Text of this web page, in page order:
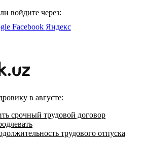
войдите через:
Facebook Яндекс
в августе:
срочный трудовой договор
трудового отпуска